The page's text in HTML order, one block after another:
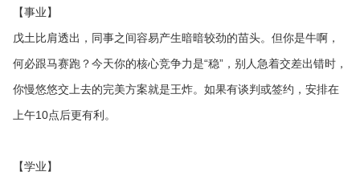
【事业】
戊土比肩透出，同事之间容易产生暗暗较劲的苗头。但你是牛啊，
何必跟马赛跑？今天你的核心竞争力是“稳”，别人急着交差出错时，
你慢悠悠交上去的完美方案就是王炸。如果有谈判或签约，安排在
上午10点后更有利。
【学业】